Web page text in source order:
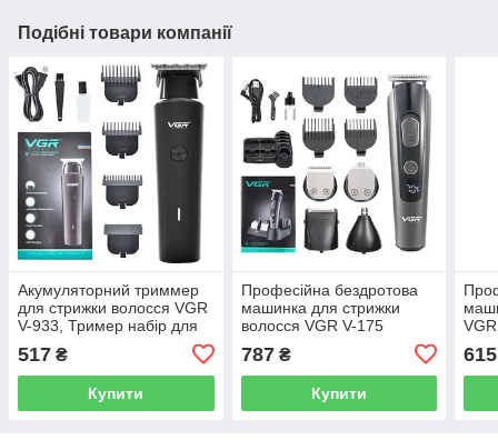
Подібні товари компанії
Акумуляторний триммер
для стрижки волосся VGR
V-933, Тример набір для
гоління
517 ₴
Купити
Професійна бездротова
машинка для стрижки
волосся VGR V-175
вусів з насадками
787₴
Купити
615